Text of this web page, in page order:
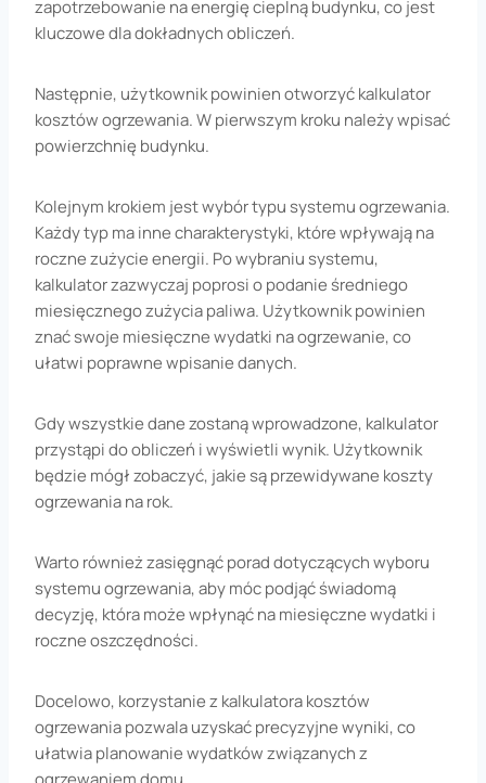
zapotrzebowanie na energię cieplną budynku, co jest
kluczowe dla dokładnych obliczeń.
Następnie, użytkownik powinien otworzyć kalkulator
kosztów ogrzewania. W pierwszym kroku należy wpisać
powierzchnię budynku.
Kolejnym krokiem jest wybór typu systemu ogrzewania.
Każdy typ ma inne charakterystyki, które wpływają na
roczne zużycie energii. Po wybraniu systemu,
kalkulator zazwyczaj poprosi o podanie średniego
miesięcznego zużycia paliwa. Użytkownik powinien
znać swoje miesięczne wydatki na ogrzewanie, co
ułatwi poprawne wpisanie danych.
Gdy wszystkie dane zostaną wprowadzone, kalkulator
przystąpi do obliczeń i wyświetli wynik. Użytkownik
będzie mógł zobaczyć, jakie są przewidywane koszty
ogrzewania na rok.
Warto również zasięgnąć porad dotyczących wyboru
systemu ogrzewania, aby móc podjąć świadomą
decyzję, która może wpłynąć na miesięczne wydatki i
roczne oszczędności.
Docelowo, korzystanie z kalkulatora kosztów
ogrzewania pozwala uzyskać precyzyjne wyniki, co
ułatwia planowanie wydatków związanych z